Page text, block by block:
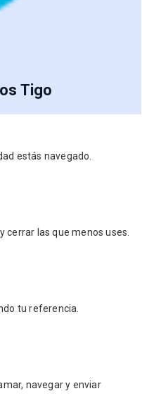
Tigo
estás navegado.
las que menos uses.
tu referencia.
navegar y enviar